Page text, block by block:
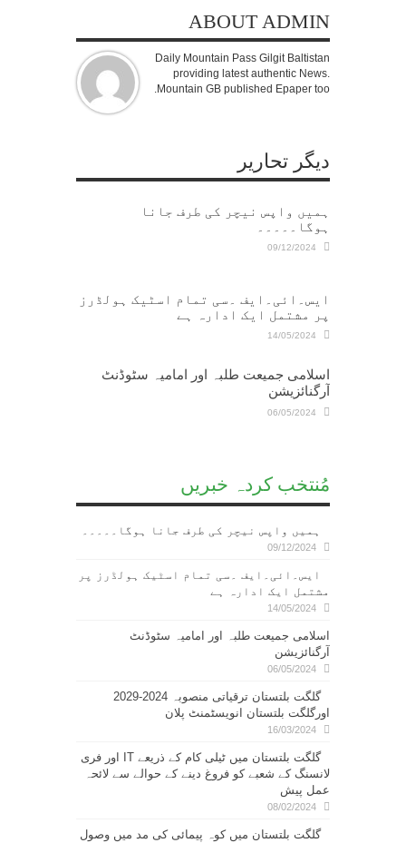
ABOUT ADMIN
Daily Mountain Pass Gilgit Baltistan
providing latest authentic News.
Mountain GB published Epaper too.
دیگر تحاریر
ہمیں واپس نیچر کی طرف جانا
ہوگا۔۔۔۔۔
09/12/2024
ایس۔ائی۔ایف ۔سی تمام اسٹیک ہولڈرز
پر مشتمل ایک ادارہ ہے
14/05/2024
اسلامی جمیعت طلبہ اور امامیہ سٹوڈنٹ
آرگنائزیشن
06/05/2024
مُنتخب کردہ خبریں
ہمیں واپس نیچر کی طرف جانا ہوگا۔۔۔۔۔
09/12/2024
ایس۔ائی۔ایف ۔سی تمام اسٹیک ہولڈرز پر
مشتمل ایک ادارہ ہے
14/05/2024
اسلامی جمیعت طلبہ اور امامیہ سٹوڈنٹ
آرگنائزیشن
06/05/2024
گلگت بلتستان ترقیاتی منصوبہ 2024-2029
اورگلگت بلتستان انویسٹمنٹ پلان
16/03/2024
گلگت بلتستان میں ٹیلی کام کے ذریعے IT اور فری
لانسنگ کے شعبے کو فروغ دینے کے حوالے سے لائحہ
عمل پیش
08/02/2024
گلگت بلتستان میں کوہ پیمائی کی مد میں وصول